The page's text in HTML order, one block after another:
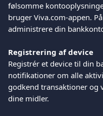
følsomme
bruger Viva.com-appen.
administrere din
Registrering af device
Registrér et device til din
notifikationer om alle
godkend transaktioner og
dine midler.